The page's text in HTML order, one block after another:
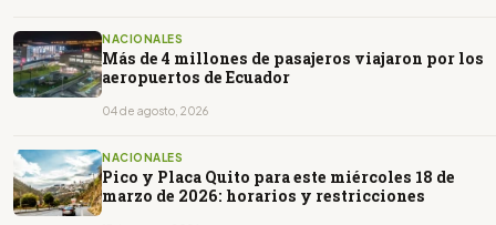
NACIONALES
Más de 4 millones de pasajeros viajaron por los
aeropuertos de Ecuador
04 de agosto, 2026
NACIONALES
Pico y Placa Quito para este miércoles 18 de
marzo de 2026: horarios y restricciones